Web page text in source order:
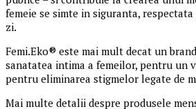
femeie se simte in siguranta,
zi.
Femi.Eko® este mai mult decat un
sanatatea intima a femeilor, pentru un
pentru eliminarea stigmelor legate de
Mai multe detalii despre produsele